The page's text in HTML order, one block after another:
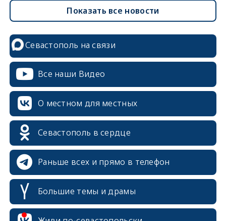
Показать все новости
Севастополь на связи
Все наши Видео
О местном для местных
Севастополь в сердце
Раньше всех и прямо в телефон
Большие темы и драмы
erid: 2SDnjcrDNw6